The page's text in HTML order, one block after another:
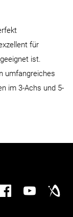
für
ist.
umfangreiches
im 3-Achs und 5-